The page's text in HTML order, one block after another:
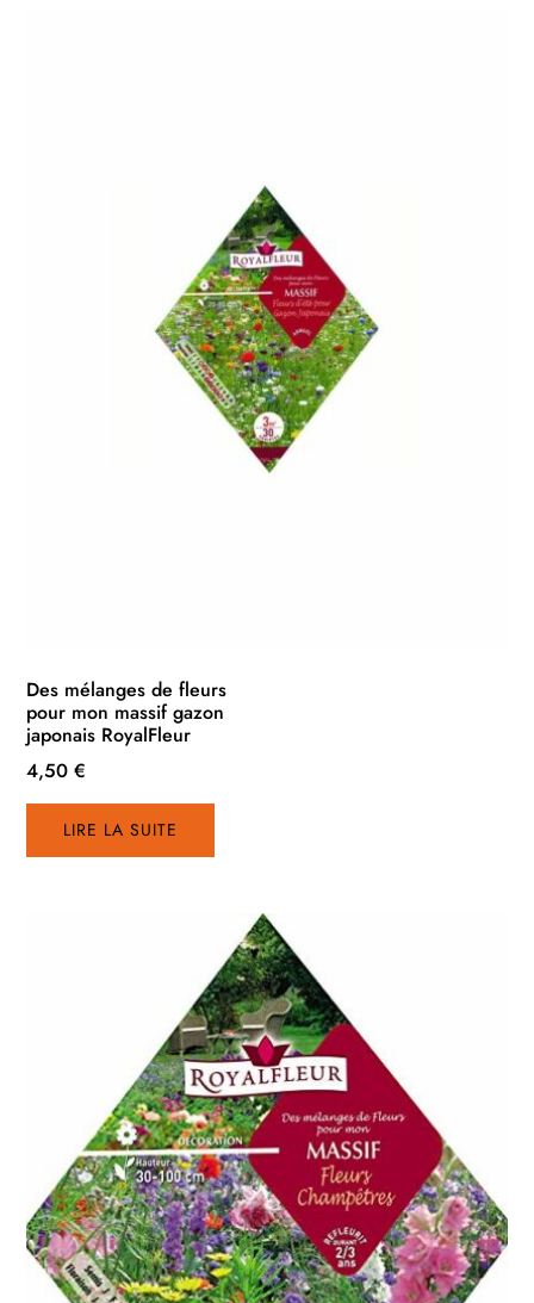
Des mélanges de fleurs
pour mon massif gazon
japonais RoyalFleur
4,50€
LIRE LA SUITE